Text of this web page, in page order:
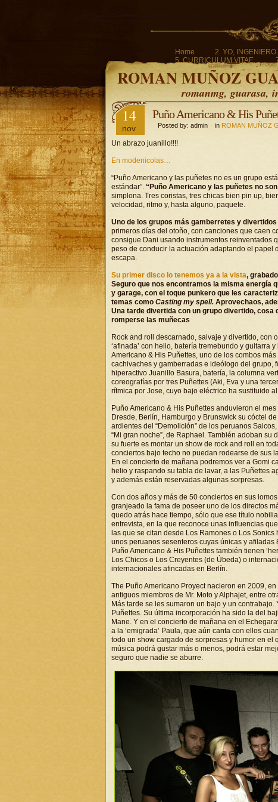
Home 2. YO, INGENIERO.
5. CURRICULUM VITAE.
ROMAN MUÑOZ
romanmg, guarasa,
14
nov
Puño Americano & His
Posted by: admin in ROMAN MUÑOZ
Un abrazo juanillo!!!!
En modenicolas…
“Puño Americano y las puñetes no es un grupo
estándar”. “Puño Americano y las puñetes no
simplona. Tres coristas, tres chicas bien pin up,
velocidad, ritmo y, hasta alguno, paquete.
Uno de los grupos más gamberretes y divertidos
primeros días del otoño, con canciones que caen
consigue Dani usando instrumentos reinventados
peso de conducir la actuación adaptando el papel
escapa.
Su primer disco lo tenemos ya a la vista,
Seguro que nos encontramos la misma energía
y garage, con el toque punkero que les
temas como Casting my spell. Aprovechaos,
Una tarde divertida con un grupo divertido,
romperse las muñecas
Rock and roll descarnado, salvaje y divertido, con
‘afinada’ con helio, batería tremebundo y guitarra
Americano & His Puñettes, uno de los combos
cachivaches y gamberradas e ideólogo del grupo,
hiperactivo Juanillo Basura, batería, la columna
coreografías por tres Puñettes (Aki, Eva y una
rítmica por Jose, cuyo bajo eléctrico ha sustituido
Puño Americano & His Puñettes anduvieron el
Dresde, Berlín, Hamburgo y Brunswick su cóctel
ardientes del “Demolición” de los peruanos
“Mi gran noche”, de Raphael. También adoban su
su fuerte es montar un show de rock and roll en
conciertos bajo techo no puedan rodearse de sus
En el concierto de mañana podremos ver a Gomi
helio y raspando su tabla de lavar, a las Puñettes
y además están reservadas algunas sorpresas.
Con dos años y más de 50 conciertos en sus
granjeado la fama de poseer uno de los directos
quedo atrás hace tiempo, sólo que ese título
entrevista, en la que reconoce unas influencias
las que se citan desde Los Ramones o Los
unos peruanos sesenteros cuyas únicas y
Puño Americano & His Puñettes también tienen
Los Chicos o Los Creyentes (de Úbeda) o
internacionales afincadas en Berlín.
The Puño Americano Proyect nacieron en 2009,
antiguos miembros de Mr. Moto y Alphajet, entre
Más tarde se les sumaron un bajo y un
Puñettes. Su última incorporación ha sido la del
Mane. Y en el concierto de mañana en el
a la ‘emigrada’ Paula, que aún canta con ellos
todo un show cargado de sorpresas y humor en
música podrá gustar más o menos, podrá estar
seguro que nadie se aburre.